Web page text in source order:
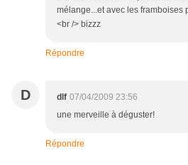
mélange...et avec les framboises
<br /> bizzz
Répondre
D dlf 07/04/2009 23:56
une merveille à déguster!
Répondre